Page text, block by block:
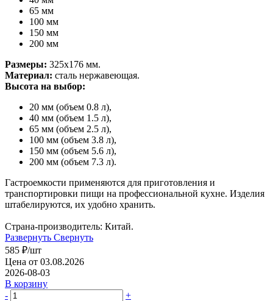
65 мм
100 мм
150 мм
200 мм
Размеры: 325х176 мм.
Материал: сталь нержавеющая.
Высота на выбор:
20 мм (объем 0.8 л),
40 мм (объем 1.5 л),
65 мм (объем 2.5 л),
100 мм (объем 3.8 л),
150 мм (объем 5.6 л),
200 мм (объем 7.3 л).
Гастроемкости применяются для приготовления и
транспортировки пищи на профессиональной кухне. Изделия
штабелируются, их удобно хранить.
Страна-производитель: Китай.
Развернуть Свернуть
585 ₽/шт
Цена от 03.08.2026
2026-08-03
В корзину
-
+